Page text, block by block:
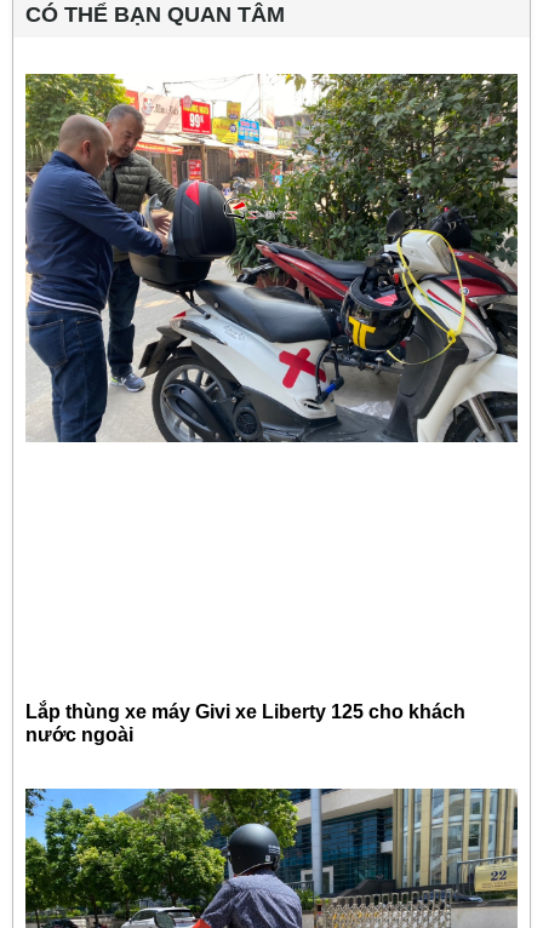
CÓ THỂ BẠN QUAN TÂM
Lắp thùng xe máy Givi xe Liberty 125 cho khách
nước ngoài